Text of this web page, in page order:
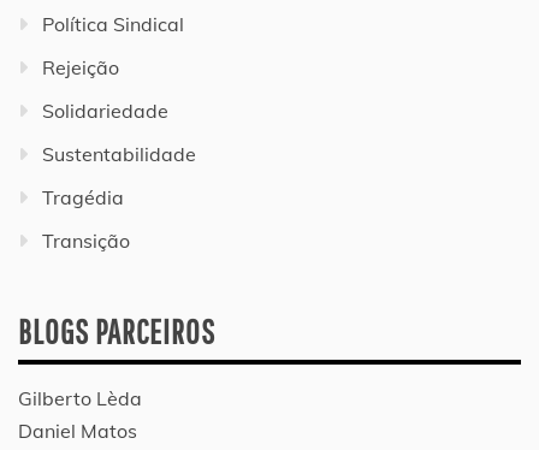
Política Sindical
Rejeição
Solidariedade
Sustentabilidade
Tragédia
Transição
BLOGS PARCEIROS
Gilberto Lèda
Daniel Matos